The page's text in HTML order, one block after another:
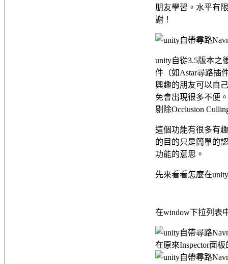
朋友學習。水平有
謝！
unity自從3.5版本之
件（如Astar尋路插
興趣的朋友可以自
免會出現很多不便
剔除Occlusion
這個功能有很多有
的目的只是簡單的
功能的意思。
先來看看怎麼在
在window下拉列表
在原來Inspector面